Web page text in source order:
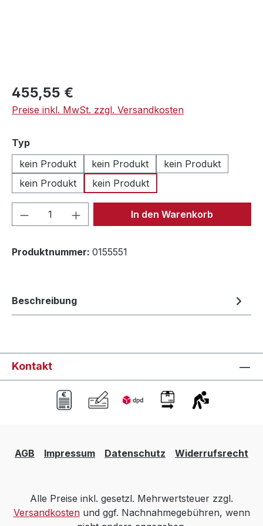
Regulärer Preis:
455,55 €
Preise inkl. MwSt. zzgl. Versandkosten
Typauswählen
kein Produkt
kein Produkt
kein Produkt
kein Produkt
kein Produkt
Produkt Anzahl: Gib denIn den Warenkorb
Produktnummer: 0155551
Beschreibung
Kontakt
AGB Impressum Datenschutz Widerrufsrecht
Alle Preise inkl. gesetzl. Mehrwertsteuer zzgl.
Versandkostenund ggf. Nachnahmegebühren, wenn